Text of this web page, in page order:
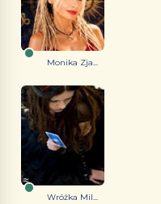
Monika Zja...
Wróżka Mil...